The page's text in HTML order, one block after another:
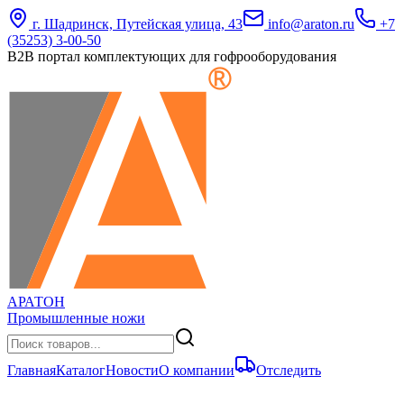
г. Шадринск, Путейская улица, 43 info@araton.ru
+7
(35253) 3-00-50
B2B портал комплектующих для гофрооборудования
АРАТОН
Промышленные ножи
ГлавнаяКаталогНовостиО компании Отследить